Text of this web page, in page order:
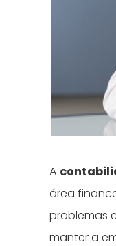
A
área
problemas
manter a